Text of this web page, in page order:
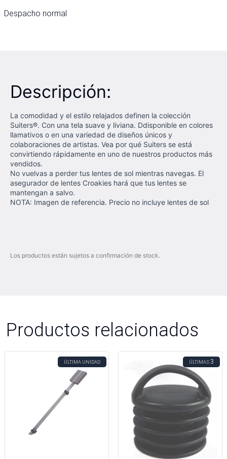
Despacho normal
Descripción:
La comodidad y el estilo relajados definen la colección
Suiters®. Con una tela suave y liviana. Ddisponible en colores
llamativos o en una variedad de diseños únicos y
colaboraciones de artistas. Vea por qué Suiters se está
convirtiendo rápidamente en uno de nuestros productos más
vendidos.
No vuelvas a perder tus lentes de sol mientras navegas. El
asegurador de lentes Croakies hará que tus lentes se
mantengan a salvo.
NOTA: Imagen de referencia. Precio no incluye lentes de sol
Los productos están sujetos a confirmación de stock.
Productos relacionados
ÚLTIMA UNIDAD ÚLTIMAS3